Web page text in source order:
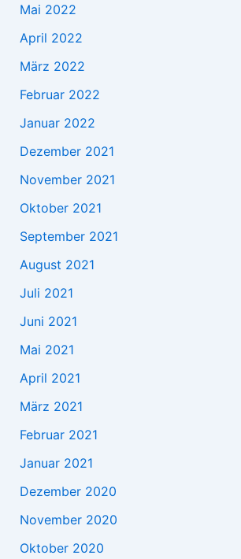
Mai 2022
April 2022
März 2022
Februar 2022
Januar 2022
Dezember 2021
November 2021
Oktober 2021
September 2021
August 2021
Juli 2021
Juni 2021
Mai 2021
April 2021
März 2021
Februar 2021
Januar 2021
Dezember 2020
November 2020
Oktober 2020